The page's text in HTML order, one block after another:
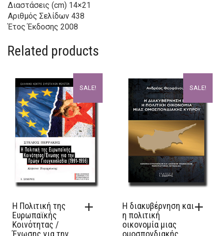
Διαστάσεις (cm) 14×21
Αριθμός Σελίδων 438
Έτος Έκδοσης 2008
Related products
SALE!
Η Πολιτική της
Ευρωπαϊκής
Κοινότητας /
Ένωσης για την
SALE!
Η διακυβέρνηση και
η πολιτική
οικονομία μιας
ομοσπονδιακής